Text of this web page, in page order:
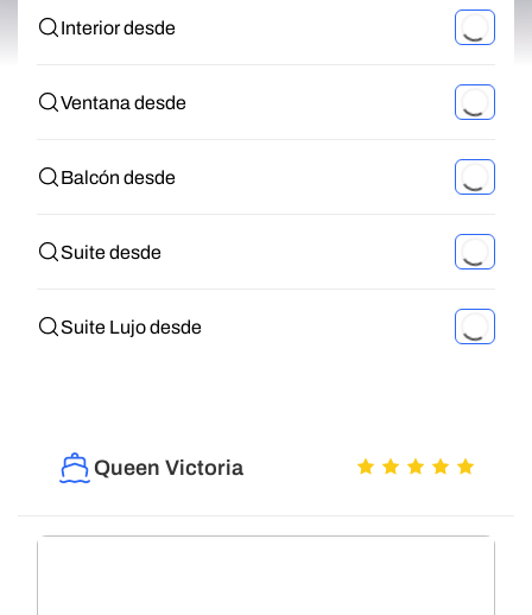
Interior desde
Ventana desde
Balcón desde
Suite desde
Suite Lujo desde
Queen Victoria